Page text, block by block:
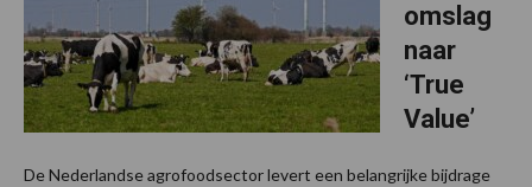
omslag
naar
‘True
Value’
De Nederlandse agrofoodsector levert een belangrijke bijdrage